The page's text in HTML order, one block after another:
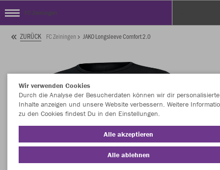
FC Zeiningen
ZURÜCK FC Zeiningen JAKO Longsleeve Comfort 2.0
Wir verwenden Cookies
Durch die Analyse der Besucherdaten können wir dir personalisierte
Inhalte anzeigen und unsere Website verbessern. Weitere
zu den Cookies findest Du in den Einstellungen.
Alle akzeptieren
Alle ablehnen